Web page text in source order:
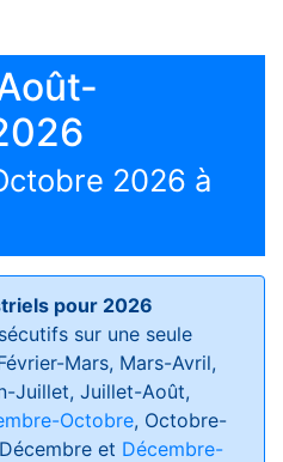
2026 à
pour 2026
sur une seule
Mars, Mars-Avril,
Juillet, Juillet-Août,
Octobre, Octobre-
et Décembre-